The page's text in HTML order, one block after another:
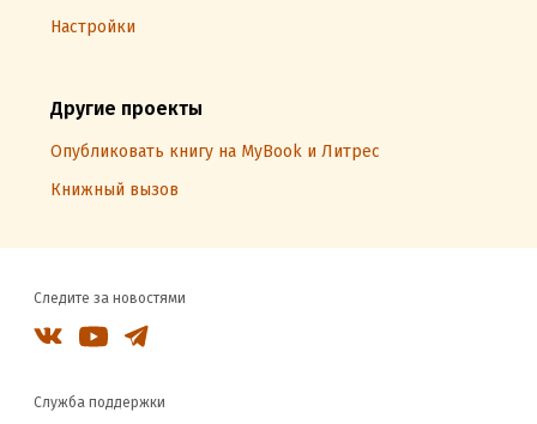
Настройки
Другие проекты
Опубликовать книгу на MyBook и Литрес
Книжный вызов
Следите за новостями
Служба поддержки